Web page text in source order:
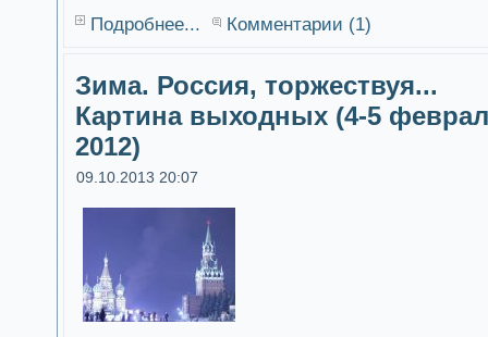
Подробнее...
Комментарии (1)
Зима. Россия, торжествуя...
Картина выходных (4-5
2012)
09.10.2013 20:07